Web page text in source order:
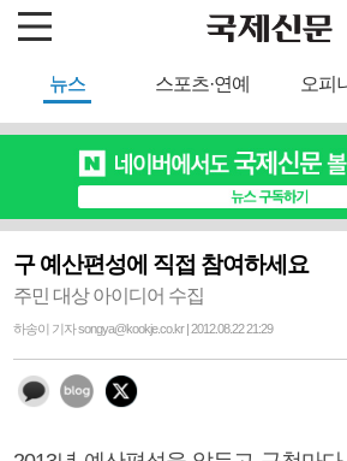
뉴스 스포츠·연예 오피
구 예산편성에 직접 참여하세요
주민 대상 아이디어 수집
하송이 기자 songya@kookje.co.kr | 2012.08.22 21:29